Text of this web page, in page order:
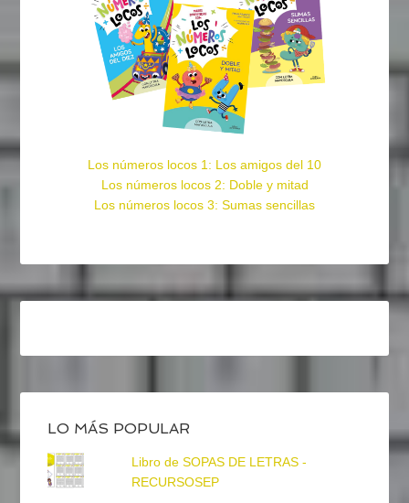
Los números locos 1: Los amigos del 10
Los números locos 2: Doble y mitad
Los números locos 3: Sumas sencillas
LO MÁS POPULAR
Libro de SOPAS DE LETRAS -
RECURSOSEP